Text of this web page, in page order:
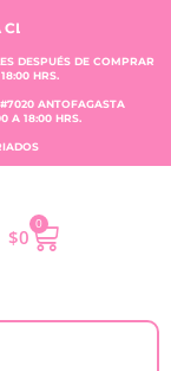
TOBAR E.I.R.L.
DESPUÉS DE COMPRAR
HRS.
ANTOFAGASTA
A 18:00 HRS.
$0
0